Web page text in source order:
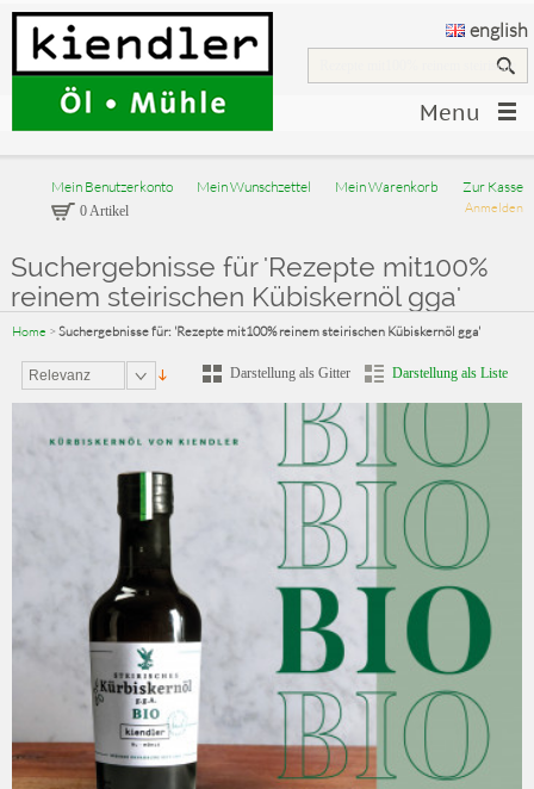
english
Menu
Mein Benutzerkonto Mein Wunschzettel Mein Warenkorb Zur Kasse
Anmelden
0 Artikel
Suchergebnisse für 'Rezepte mit100%
reinem steirischen Kübiskernöl gga'
Home > Suchergebnisse für: 'Rezepte mit100% reinem steirischen Kübiskernöl gga'
Relevanz Darstellung als Gitter Darstellung als Liste